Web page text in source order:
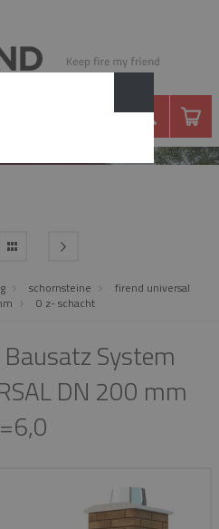
schornsteine
firend universal
0 z- schacht
System
DN 200 mm